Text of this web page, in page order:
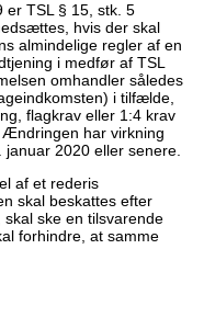
er TSL § 15, stk. 5
hvis der skal
almindelige regler af en
i medfør af TSL
omhandler således
i tilfælde,
flagkrav eller 1:4 krav
har virkning
2020 eller senere.
af et rederis
skal beskattes efter
ske en tilsvarende
forhindre, at samme